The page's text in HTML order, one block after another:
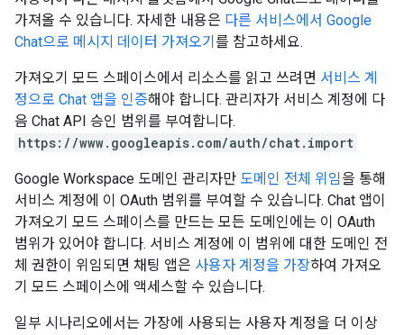
가져올 수 있습니다. 자세한 내용은 다른 서비스에서 Google
Chat으로 메시지 데이터 가져오기 를 참고하세요.
가져오기 모드 스페이스에서 리소스를 읽고 쓰려면 서비스 계
정으로 Chat 앱을 인증해야 합니다. 관리자가 서비스 계정에 다
음 Chat API 승인 범위를 부여합니다.
https://www.googleapis.com/auth/chat.import
Google Workspace 도메인 관리자만 도메인 전체 위임을 통해
서비스 계정에 이 OAuth 범위를 부여할 수 있습니다. Chat 앱이
가져오기 모드 스페이스를 만드는 모든 도메인에는 이 OAuth
범위가 있어야 합니다. 서비스 계정에 이 범위에 대한 도메인 전
체 권한이 위임되면 채팅 앱은 사용자 계정을 가장하여 가져오
기 모드 스페이스에 액세스할 수 있습니다.
일부 시나리오에서는 가장에 사용되는 사용자 계정을 더 이상